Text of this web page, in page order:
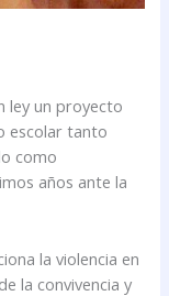
ley un proyecto
escolar tanto
como
años ante la
la violencia en
la convivencia y